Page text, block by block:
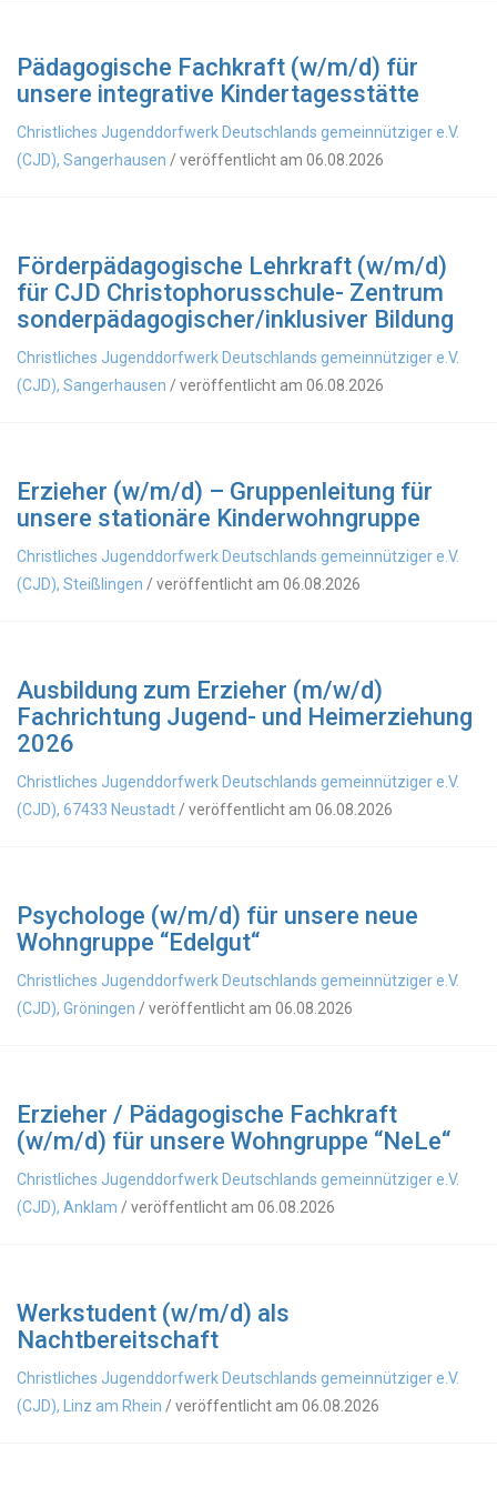
Pädagogische Fachkraft (w/m/d) für
unsere integrative Kindertagesstätte
Christliches Jugenddorfwerk Deutschlands gemeinnütziger e.V.
(CJD), Sangerhausen / veröffentlicht am 06.08.2026
Förderpädagogische Lehrkraft (w/m/d)
für CJD Christophorusschule- Zentrum
sonderpädagogischer/inklusiver Bildung
Christliches Jugenddorfwerk Deutschlands gemeinnütziger e.V.
(CJD), Sangerhausen / veröffentlicht am 06.08.2026
Erzieher (w/m/d) – Gruppenleitung für
unsere stationäre Kinderwohngruppe
Christliches Jugenddorfwerk Deutschlands gemeinnütziger e.V.
(CJD), Steißlingen / veröffentlicht am 06.08.2026
Ausbildung zum Erzieher (m/w/d)
Fachrichtung Jugend- und Heimerziehung
2026
Christliches Jugenddorfwerk Deutschlands gemeinnütziger e.V.
(CJD), 67433 Neustadt / veröffentlicht am 06.08.2026
Psychologe (w/m/d) für unsere neue
Wohngruppe “Edelgut“
Christliches Jugenddorfwerk Deutschlands gemeinnütziger e.V.
(CJD), Gröningen / veröffentlicht am 06.08.2026
Erzieher / Pädagogische Fachkraft
(w/m/d) für unsere Wohngruppe “NeLe“
Christliches Jugenddorfwerk Deutschlands gemeinnütziger e.V.
(CJD), Anklam / veröffentlicht am 06.08.2026
Werkstudent (w/m/d) als
Nachtbereitschaft
Christliches Jugenddorfwerk Deutschlands gemeinnütziger e.V.
(CJD), Linz am Rhein / veröffentlicht am 06.08.2026